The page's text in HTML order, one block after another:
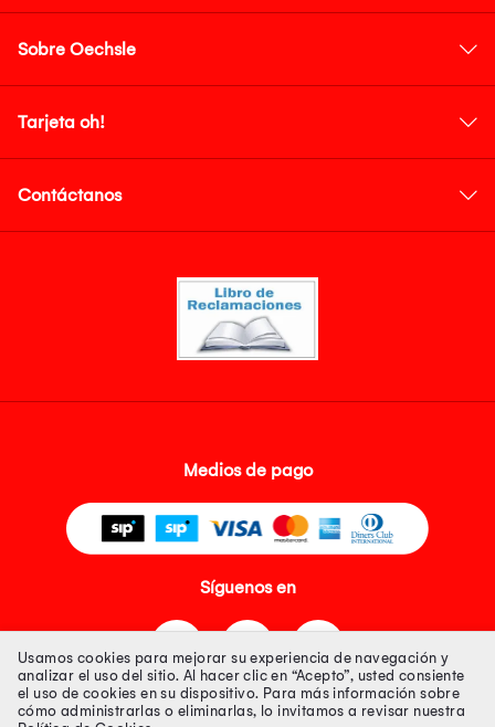
Sobre Oechsle
Tarjeta oh!
Contáctanos
Medios de pago
Síguenos en
Usamos cookies para mejorar su experiencia de navegación y
analizar el uso del sitio. Al hacer clic en “Acepto”, usted consiente
el uso de cookies en su dispositivo. Para más información sobre
cómo administrarlas o eliminarlas, lo invitamos a revisar nuestra